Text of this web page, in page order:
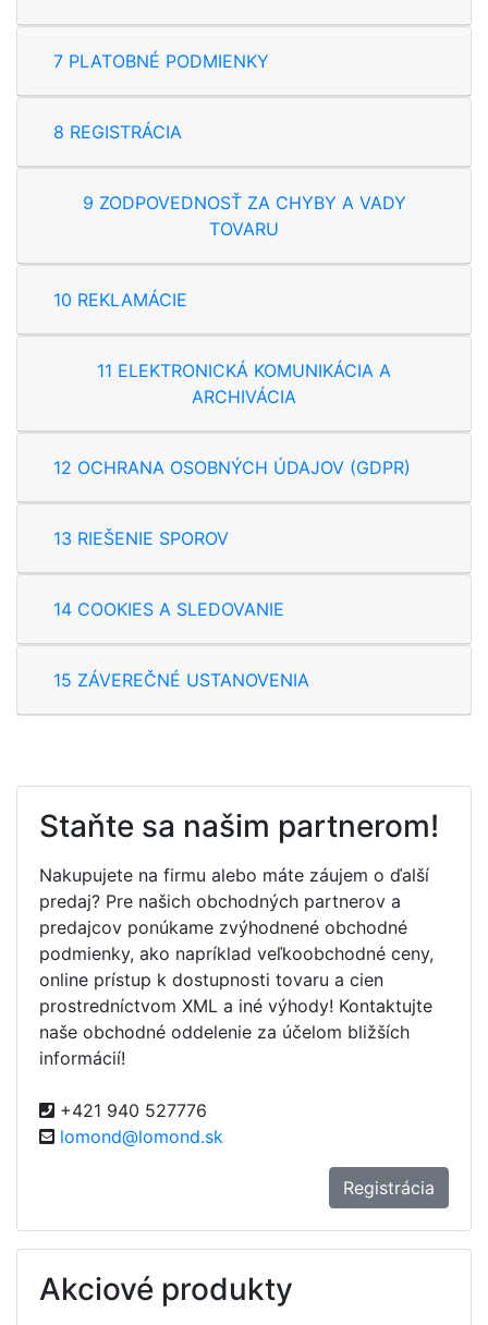
7 PLATOBNÉ PODMIENKY
8 REGISTRÁCIA
9 ZODPOVEDNOSŤ ZA CHYBY A VADY
TOVARU
10 REKLAMÁCIE
11 ELEKTRONICKÁ KOMUNIKÁCIA A
ARCHIVÁCIA
12 OCHRANA OSOBNÝCH ÚDAJOV (GDPR)
13 RIEŠENIE SPOROV
14 COOKIES A SLEDOVANIE
15 ZÁVEREČNÉ USTANOVENIA
Staňte sa našim partnerom!
Nakupujete na firmu alebo máte záujem o ďalší
predaj? Pre našich obchodných partnerov a
predajcov ponúkame zvýhodnené obchodné
podmienky, ako napríklad veľkoobchodné ceny,
online prístup k dostupnosti tovaru a cien
prostredníctvom XML a iné výhody! Kontaktujte
naše obchodné oddelenie za účelom bližších
informácií!
+421 940 527776
lomond@lomond.sk
Registrácia
Akciové produkty